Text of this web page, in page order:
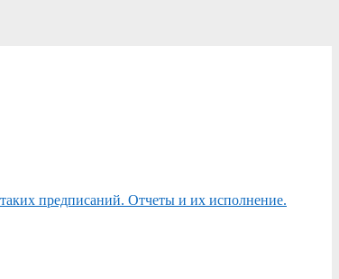
предписаний. Отчеты и их исполнение.